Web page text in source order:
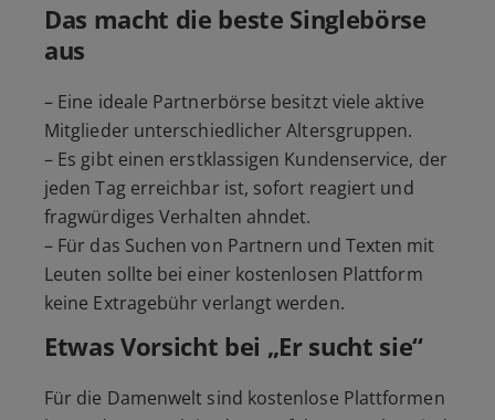
Das macht die beste Singlebörse
aus
– Eine ideale Partnerbörse besitzt viele aktive
Mitglieder unterschiedlicher Altersgruppen.
– Es gibt einen erstklassigen Kundenservice, der
jeden Tag erreichbar ist, sofort reagiert und
fragwürdiges Verhalten ahndet.
– Für das Suchen von Partnern und Texten mit
Leuten sollte bei einer kostenlosen Plattform
keine Extragebühr verlangt werden.
Etwas Vorsicht bei „Er sucht sie“
Für die Damenwelt sind kostenlose Plattformen